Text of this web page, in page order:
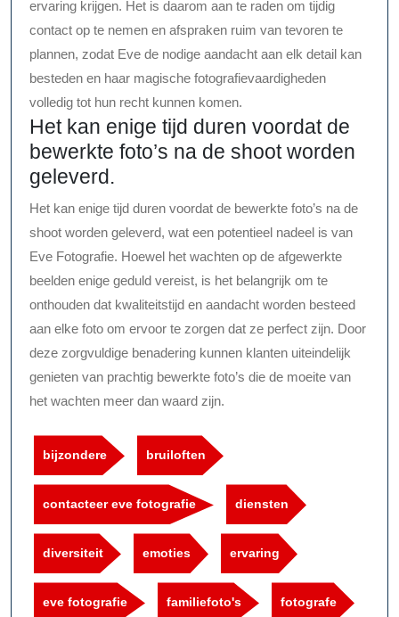
ervaring krijgen. Het is daarom aan te raden om tijdig
contact op te nemen en afspraken ruim van tevoren te
plannen, zodat Eve de nodige aandacht aan elk detail kan
besteden en haar magische fotografievaardigheden
volledig tot hun recht kunnen komen.
Het kan enige tijd duren voordat de
bewerkte foto’s na de shoot worden
geleverd.
Het kan enige tijd duren voordat de bewerkte foto’s na de
shoot worden geleverd, wat een potentieel nadeel is van
Eve Fotografie. Hoewel het wachten op de afgewerkte
beelden enige geduld vereist, is het belangrijk om te
onthouden dat kwaliteitstijd en aandacht worden besteed
aan elke foto om ervoor te zorgen dat ze perfect zijn. Door
deze zorgvuldige benadering kunnen klanten uiteindelijk
genieten van prachtig bewerkte foto’s die de moeite van
het wachten meer dan waard zijn.
bijzondere bruiloften
contacteer eve fotografie diensten
diversiteit emoties ervaring
eve fotografie familiefoto's fotografe